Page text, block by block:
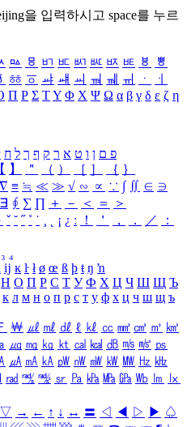
을 입력하시고 space를 누르
ㅰ ㅱ ㅲ ㅳ ㅴ ㅵ ㅶ ㅷ ㅸ
ㅹ
ㆅ ㆆ ㆇ ㆈ ㆉ ㆊ ㆋ ㆌ ㆍ
ㆎ
Π Ρ Σ ΤΥ Φ Χ Ψ Ω α β γ δ ε ζ η
פ ם ן ו ט א ר ק ף ך ל ח
【 】 ＂ （ ） ［ ］ ｛ ｝
∇ ≡ ≒ ≪ ≫ √ ∽ ∝ ∵ ∫ ∬ ∈ ∋
∃ ∮ ∑ ∏ ＋ － ＜ ＝
＞
ˇ ˘ ˝ ˚ ˙ ¸ ¡ ¿ ː ！ ＇ ， ． ／
：
₃ ₄
ĳ ĸ ŀ ł ø œ ß þ ŧ ŋ ŉ
Н О П Р С Т У Ф Х Ц Ч Ш Щ Ъ
к л м н о п р с т у ф х ц ч ш щ ъ
Ｆ ￦ ㎕ ㎖ ㎗ ℓ ㎘ ㏄ ㎣ ㎤ ㎥ ㎦
㎍ ㎎ ㎏ ㏏ ㎈ ㎉ ㏈ ㎧ ㎨ ㎰
㎂ ㎃ ㎄ ㎺ ㎻ ㎽ ㎾ ㎿ ㎐ ㎑
㎭ ㎮ ㎯ ㏛ ㎩ ㎪ ㎫ ㎬ ㏝ ㏐
㏓
▽ → ← ↑ ↓ ↔ 〓 ◁ ◀ ▷ ▶ ♤